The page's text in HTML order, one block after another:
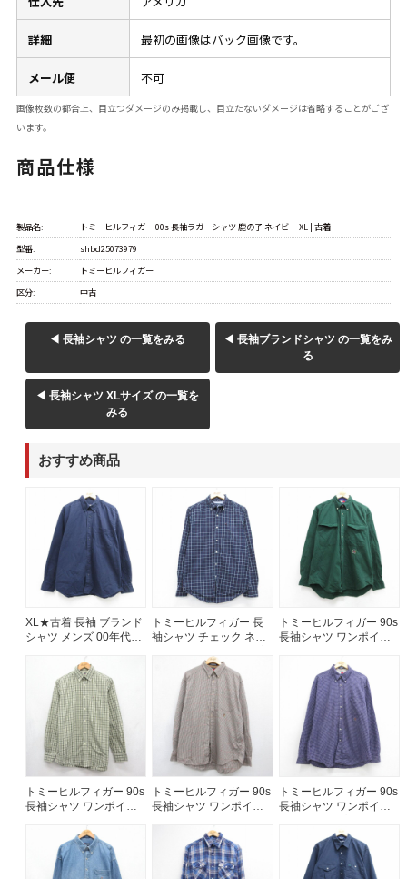
50年代
すべての年代を見る
週刊ラッシュアウト新聞
古着コラム
メディア・イベント情報
Youtube 古着屋Rush Out チャンネル
スタッフコーディネート
ご利用案内
お客様の声
お気に入りリスト
会員登録
メルマガ登録
会社概要
店舗一覧
古着卸売
プライバシーポリシー
お問い合わせ
詳細 最初の画像はバック画像です。
メール便 不可
画像枚数の都合上、目立つダメージのみ掲載し、目立たないダメージは省略することがござ
います。
商品仕様
製品名:
トミーヒルフィガー 00s 長袖ラガーシャツ 鹿の子 ネイビー XL | 古着
型番:
shbd25073979
メーカー:
トミーヒルフィガー
区分:
中古
◀ 長袖シャツ の一覧をみる
◀ 長袖ブランドシャツ の一覧をみ
る
◀ 長袖シャツ XLサイズ の一覧を
みる
おすすめ商品
XL★古着 長袖 ブランド
シャツ メンズ 00年代
トン ボタンダウン ネイ
ビー 26aug06
トミーヒルフィガー 長
袖シャツ チェック ネイ
トミーヒルフィガー 90s
長袖シャツ ワンポイン
XL相当 | 古着
トミーヒルフィガー 90s
長袖シャツ ワンポイン
メンズM相当 | 古着
トミーヒルフィガー 90s
長袖シャツ ワンポイン
ク メンズXL相当 | 古着
トミーヒルフィガー 90s
長袖シャツ ワンポイン
ク メンズXL相当 | 古着